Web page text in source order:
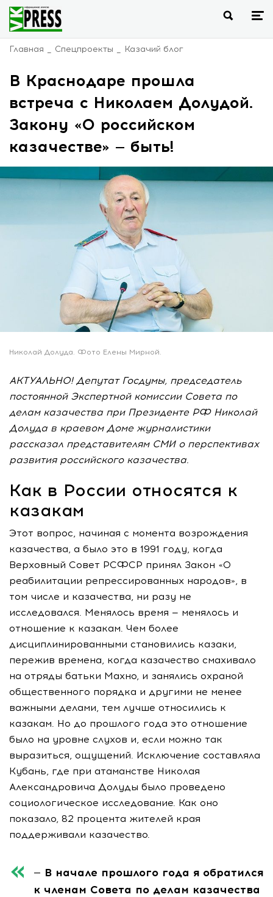
Главная Спецпроекты Казачий блог
В Краснодаре прошла
встреча с Николаем Долудой.
Закону «О российском
казачестве» — быть!
Николай Долуда. Фото Елены Мирной.
АКТУАЛЬНО! Депутат Госдумы, председатель
постоянной Экспертной комиссии Совета по
делам казачества при Президенте РФ Николай
Долуда в краевом Доме журналистики
рассказал представителям СМИ о перспективах
развития российского казачества.
Как в России относятся к
казакам
Этот вопрос, начиная с момента возрождения
казачества, а было это в 1991 году, когда
Верховный Совет РСФСР принял Закон «О
реабилитации репрессированных народов», в
том числе и казачества, ни разу не
исследовался. Менялось время — менялось и
отношение к казакам. Чем более
дисциплинированными становились казаки,
пережив времена, когда казачество смахивало
на отряды батьки Махно, и занялись охраной
общественного порядка и другими не менее
важными делами, тем лучше относились к
казакам. Но до прошлого года это отношение
было на уровне слухов и, если можно так
выразиться, ощущений. Исключение составляла
Кубань, где при атаманстве Николая
Александровича Долуды было проведено
социологическое исследование. Как оно
показало, 82 процента жителей края
поддерживали казачество.
— В начале прошлого года я обратился
к членам Совета по делам казачества